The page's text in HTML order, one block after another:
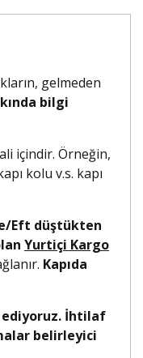
gelmeden
bilgi
içindir. Örneğin,
kolu v.s. kapı
Eft düştükten
Yurtiçi Kargo
Kapıda
ediyoruz. İhtilaf
belirleyici